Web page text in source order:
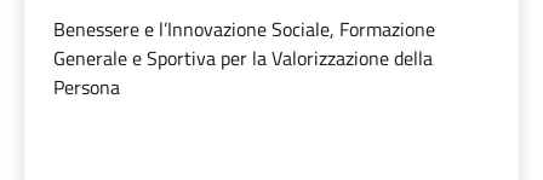
Benessere e l’Innovazione Sociale, Formazione
Generale e Sportiva per la Valorizzazione della
Persona